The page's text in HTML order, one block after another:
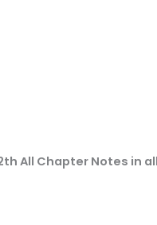
All Chapter Notes in